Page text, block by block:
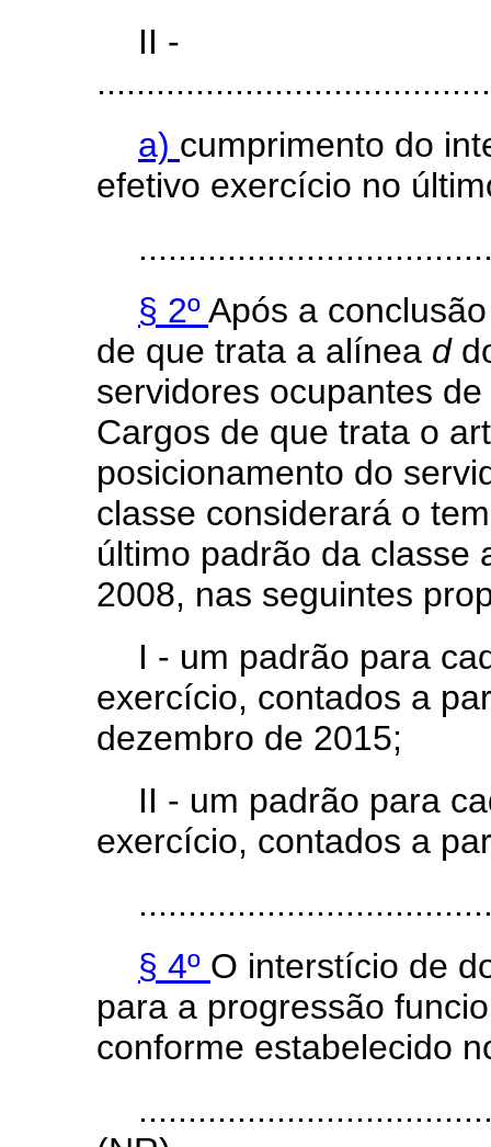
II -
a) cumprimento do
efetivo exercício no
§ 2ºApós a
de que trata a alínea d
servidores ocupantes
Cargos de que trata o
posicionamento do
classe considerará o
último padrão da classe
2008, nas seguintes
I - um padrão para
exercício, contados a
dezembro de 2015;
II - um padrão para
exercício, contados a
§ 4º O interstício de
para a progressão
conforme estabelecido